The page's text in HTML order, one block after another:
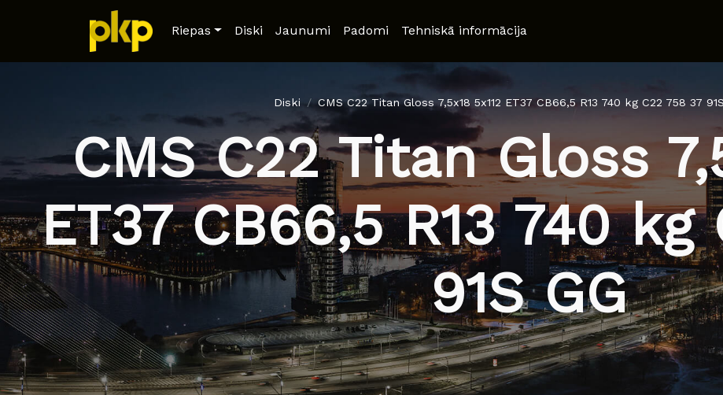
Riepas Diski Jaunumi Padomi Tehniskā informācija
Diski CMS C22 Titan Gloss 7,5x18 5x112 ET37 CB66,5 R13 740 kg C22 758 37
CMS C22 Titan Gloss
ET37 CB66,5 R13 740 kg
91S GG